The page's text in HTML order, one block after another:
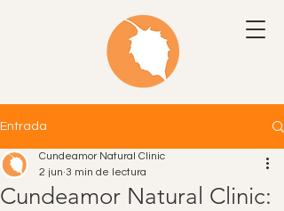
Entrada
Cundeamor Natural Clinic:
Cundeamor Natural Clinic
2 jun 3 min de lectura